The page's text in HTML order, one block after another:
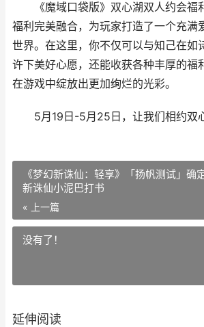
《魔域口袋版》双心湖双人约会福
福利完美融合，为玩家打造了一个充满
世界。在这里，你不仅可以与知己在如
许下美好心愿，还能收获各种丰厚的福
在游戏中绽放出更加绚烂的光彩。
5月19日-5月25日，让我们相约双心
《梦幻新诛仙：轻享》「扬帆测试」确
新诛仙小泥巴打书
« 上一篇
没有了！
延伸阅读